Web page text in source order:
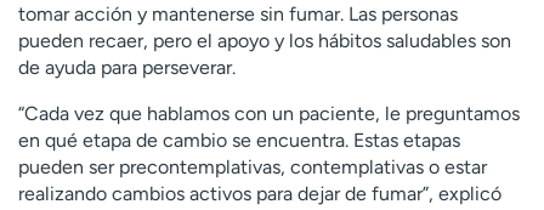
tomar acción y mantenerse sin fumar. Las personas
pueden recaer, pero el apoyo y los hábitos saludables son
de ayuda para perseverar.
“Cada vez que hablamos con un paciente, le preguntamos
en qué etapa de cambio se encuentra. Estas etapas
pueden ser precontemplativas, contemplativas o estar
realizando cambios activos para dejar de fumar”, explicó